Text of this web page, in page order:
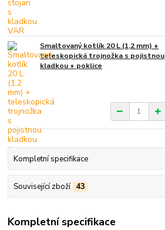
Smaltovaný kotlík 20 L (1,2 mm) +
teleskopická trojnožka s pojistnou
kladkou + poklice
Kompletní specifikace
Související zboží 43
Kompletní specifikace